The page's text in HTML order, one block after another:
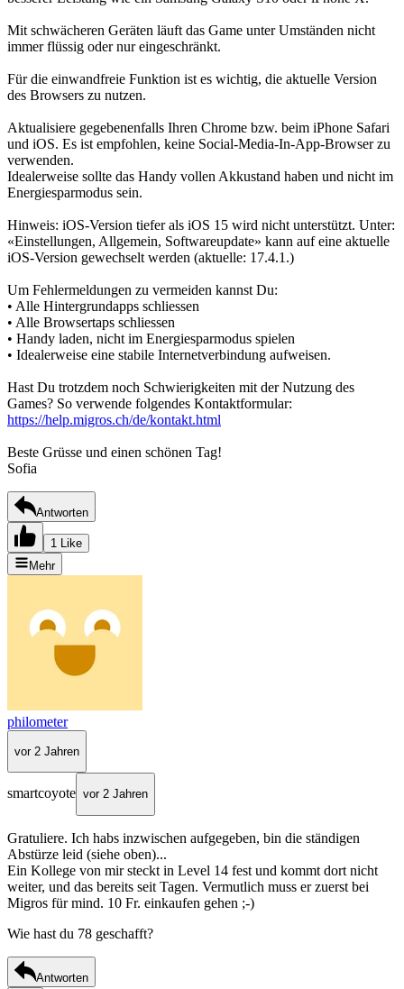
Mit schwächeren Geräten läuft das Game unter Umständen nicht
immer flüssig oder nur eingeschränkt.
Für die einwandfreie Funktion ist es wichtig, die aktuelle Version
des Browsers zu nutzen.
Aktualisiere gegebenenfalls Ihren Chrome bzw. beim iPhone Safari
und iOS. Es ist empfohlen, keine Social-Media-In-App-Browser zu
verwenden.
Idealerweise sollte das Handy vollen Akkustand haben und nicht im
Energiesparmodus sein.
Hinweis: iOS-Version tiefer als iOS 15 wird nicht unterstützt. Unter:
«Einstellungen, Allgemein, Softwareupdate» kann auf eine aktuelle
iOS-Version gewechselt werden (aktuelle: 17.4.1.)
Um Fehlermeldungen zu vermeiden kannst Du:
• Alle Hintergrundapps schliessen
• Alle Browsertaps schliessen
• Handy laden, nicht im Energiesparmodus spielen
• Idealerweise eine stabile Internetverbindung aufweisen.
Hast Du trotzdem noch Schwierigkeiten mit der Nutzung des
Games? So verwende folgendes Kontaktformular:
https://help.migros.ch/de/kontakt.html
Beste Grüsse und einen schönen Tag!
Sofia
Antworten
1 Like
Mehr
philometer
vor 2 Jahren
smartcoyote vor 2 Jahren
Gratuliere. Ich habs inzwischen aufgegeben, bin die ständigen
Abstürze leid (siehe oben)...
Ein Kollege von mir steckt in Level 14 fest und kommt dort nicht
weiter, und das bereits seit Tagen. Vermutlich muss er zuerst bei
Migros für mind. 10 Fr. einkaufen gehen ;-)
Wie hast du 78 geschafft?
Antworten